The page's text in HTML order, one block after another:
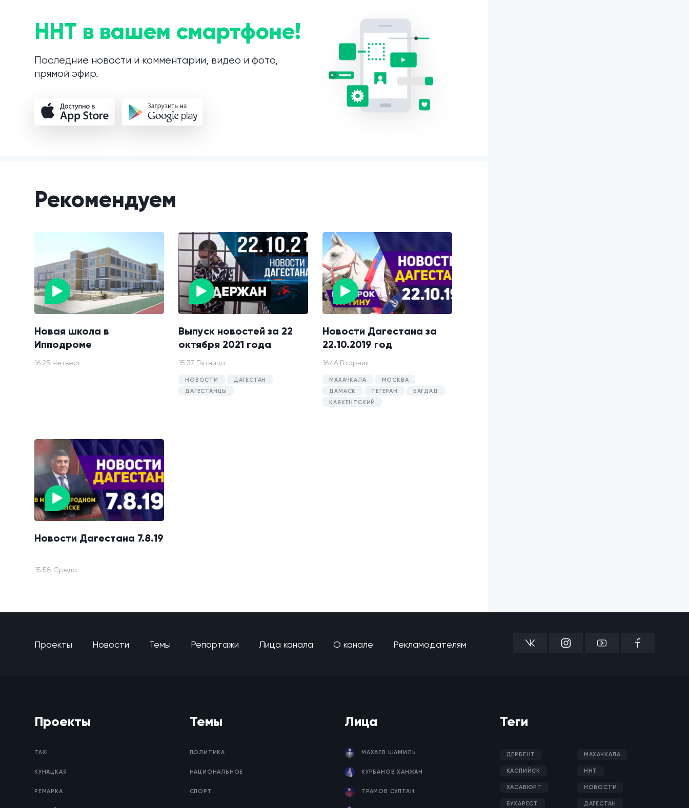
ННТ в вашем смартфоне!
Последние новости и комментарии, видео и фото,
прямой эфир.
Рекомендуем
Новая школа в
Ипподроме
16:25 Четверг
Выпуск новостей за 22
октября 2021 года
15:37 Пятница
НОВОСТИ
ДАГЕСТАН
ДАГЕСТАНЦЫ
Новости Дагестана за
22.10.2019 год
16:46 Вторник
МАХАЧКАЛА
МОСКВА
ДАМАСК
ТЕГЕРАН
БАГДАД
КАЯКЕНТСКИЙ
Новости Дагестана 7.8.19
15:58 Среда
Проекты Новости Темы Репортажи Лица канала О канале Рекламодателям
Проекты
TAXI
КУНАЦКАЯ
РЕМАРКА
Темы
ПОЛИТИКА
НАЦИОНАЛЬНОЕ
СПОРТ
Лица
МАХАЕВ ШАМИЛЬ
КУРБАНОВ ХАНЖАН
ТРАМОВ СУЛТАН
Теги
ДЕРБЕНТ МАХАЧКАЛА
КАСПИЙСК ННТ
ХАСАВЮРТ НОВОСТИ
БУХАРЕСТ ДАГЕСТАН